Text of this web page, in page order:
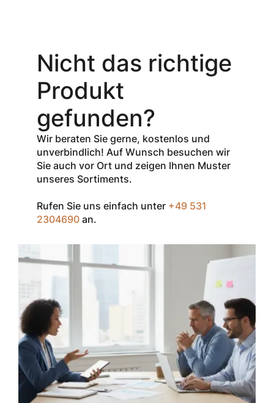
Gutschein-Code
INSPEC30
erhalten Sie
% Rabattauf
den Netto-
Verkaufspreis
aller Produkte
der Marke
InSpec von
Zum Einlösen
geben Sie den
Warenkorb oder
an der Kasse
nur einmal pro
Kunde
einsetzbar und
nicht
kombinierbar mit
anderen
Rabatten oder
Nicht das richtige
Produkt
gefunden?
Wir beraten Sie gerne, kostenlos und
unverbindlich! Auf Wunsch besuchen wir
Sie auch vor Ort und zeigen Ihnen Muster
unseres Sortiments.
Rufen Sie uns einfach unter +49 531
2304690 an.